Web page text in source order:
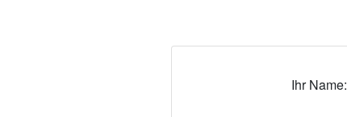
Ihr Name: